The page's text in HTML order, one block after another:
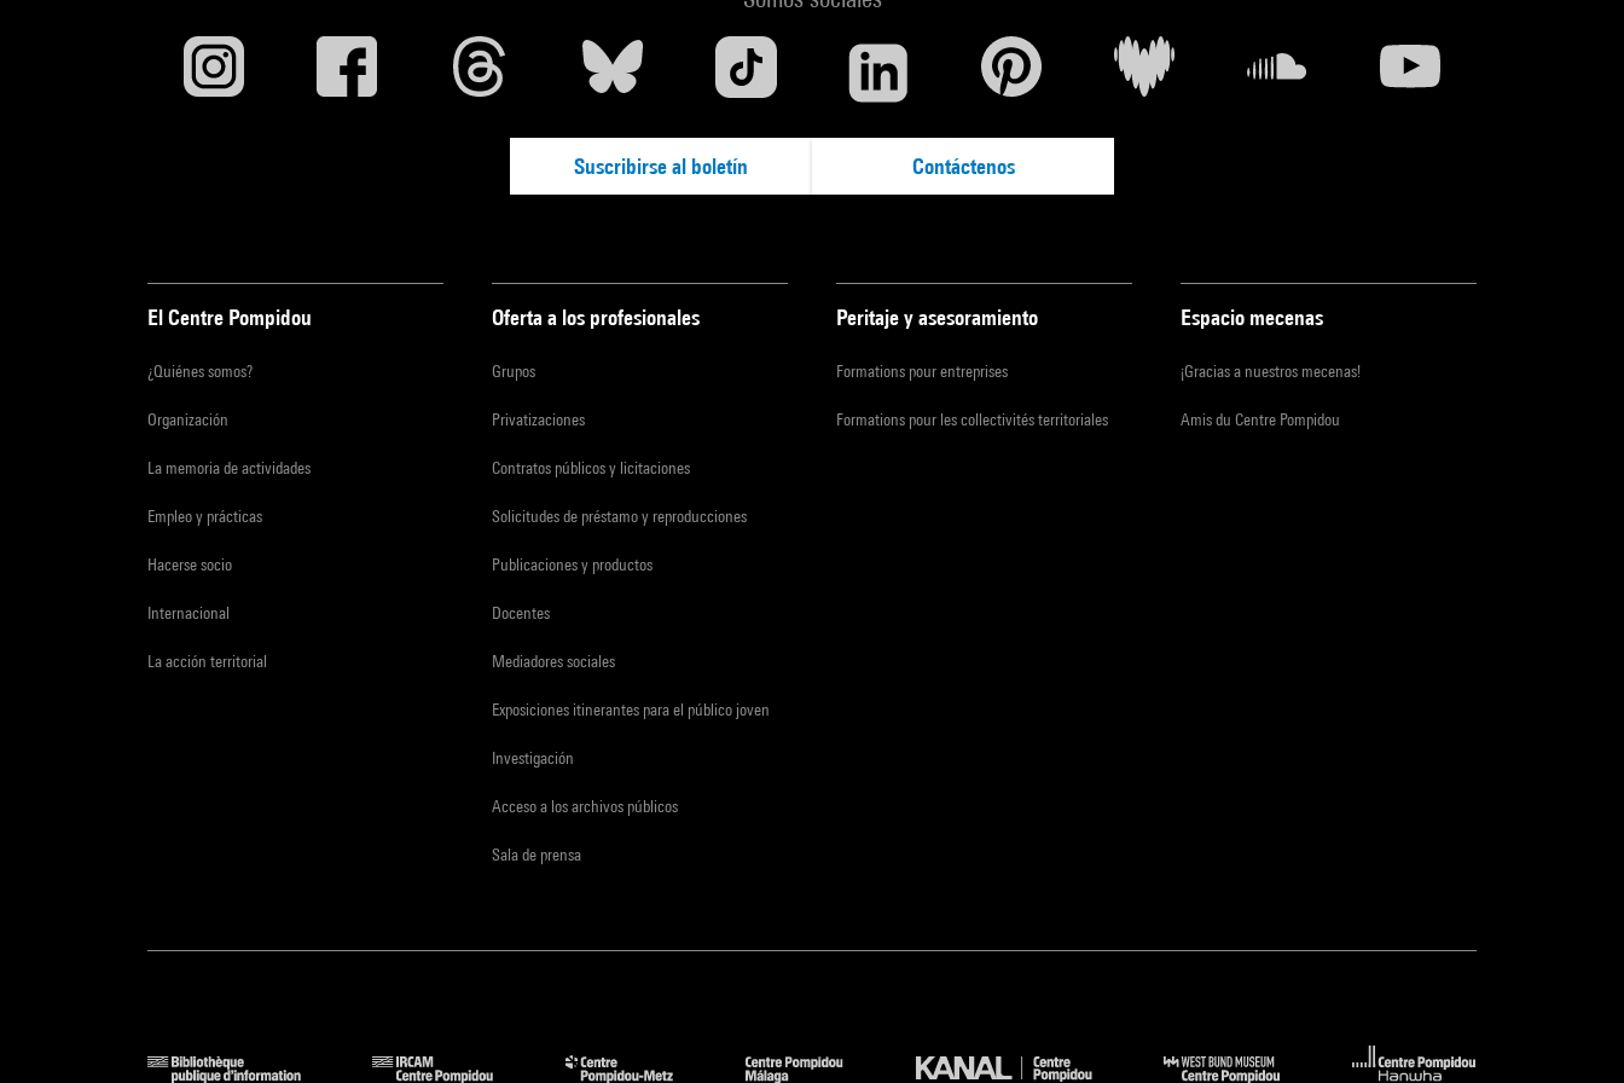
Suscribirse al boletín Contáctenos
El Centre Pompidou
¿Quiénes somos?
Organización
La memoria de actividades
Empleo y prácticas
Hacerse socio
Internacional
La acción territorial
Oferta a los profesionales
Grupos
Privatizaciones
Contratos públicos y licitaciones
Solicitudes de préstamo y reproducciones
Publicaciones y productos
Docentes
Mediadores sociales
Exposiciones itinerantes para el público joven
Investigación
Acceso a los archivos públicos
Sala de prensa
Peritaje y asesoramiento
Formations pour entreprises
Formations pour les collectivités territoriales
Espacio mecenas
¡Gracias a nuestros mecenas!
Amis du Centre Pompidou